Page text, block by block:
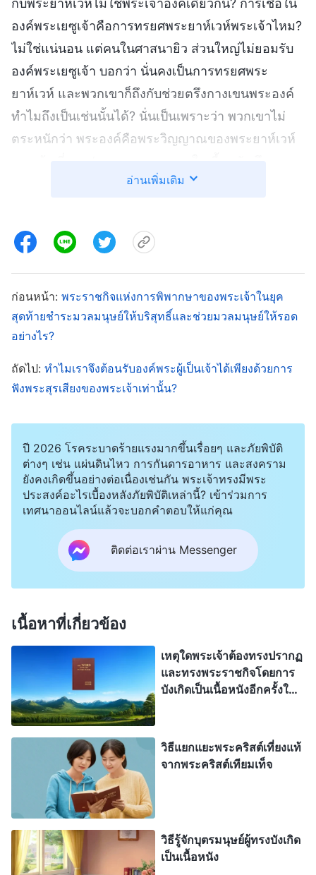
องค์พระเยซูเจ้าคือการทรยศพระยาห์เวห์พระเจ้าไหม?
ไม่ใช่แน่นอน แต่คนในศาสนายิว ส่วนใหญ่ไม่ยอมรับ
องค์พระเยซูเจ้า บอกว่า นั่นคงเป็นการทรยศพระ
ยาห์เวห์ และพวกเขาก็ถึงกับช่วยตรึงกางเขนพระองค์
ทำไมถึงเป็นเช่นนั้นได้? นั่นเป็นเพราะว่า พวกเขาไม่
ตระหนักว่า พระองค์คือพระวิญญาณของพระยาห์เวห์
พระนามจะต่างกัน แต่ทั้งสองคือพระวิญญาณ และคือ
บันทึกไว้ ที่ฟีลิปกล่าวกับองค์พระเยซูเจ้าว่า “องค์พระผู้
เป็นเจ้า ขอสำแดงพระบิดาให้พวกข้าพระองค์เห็น ก็
พอใจข้าพระองค์แล้ว”(ยอห์น 14:8)พระเยซูตอบว่า “ฟี
ลิป เราอยู่กับท่านนานถึงขนาดนี้แล้วท่านยังไม่รู้จักเรา
อีกหรือ? คนที่ได้เห็นเราก็ได้เห็นพระบิดา ท่านจะพูดได้
อย่างไรอีกว่า ‘ขอสำแดงพระบิดาให้พวกข้าพระองค์
เห็น?’ ท่านไม่เชื่อหรือว่าเราอยู่ในพระบิดาและพระ
บิดาทรงอยู่ในเรา? คำซึ่งเรากล่าวกับพวกท่านนั้น เรา
ของพระองค์ชัดเจนมาก พระองค์และพระยาห์เวห์ คือ
พระเจ้าองค์เดียวกัน พระวิญญาณของพระองค์ คือของ
พระยาห์เวห์ พระองค์คือการทรงปรากฏของพระ
ยาห์เวห์พระเจ้า พระเจ้าเที่ยงแท้หนึ่งเดียว ดังนั้น การ
เชื่อในองค์พระเยซูเจ้า จึงเป็นการนบนอบ ไม่ใช่ทรยศ
ต่อพระยาห์เวห์ เรื่องนี้สอดคล้องกับน้ำพระทัย หากคุณ
ยึดติดกับพระนาม และถ้อยคำตามตัวอักษรในพระ
คัมภีร์ โดยไม่เข้าใจพระวิญญาณและงานของพระองค์
ทรยศพระเจ้า ซึ่งผลของมันคงคิดไม่ถึงเลยทีเดียว ชาว
ศาสนายิว บอกปัดองค์พระผู้เป็นเจ้าตอนที่ทรงปรากฏ
นั่นไม่ใช่การทรยศพระยาห์เวห์พระเจ้าหรือ? แก่นแท้
แห่งการกระทำของพวกเขาคือการทรยศ เหตุนี้ ชาว
อิสราเอลจึงถูกพระเจ้าสาปแช่ง อีกอย่าง เนิ่นนานก่อน
ที่องค์พระเยซูเจ้าจะทรงปรากฏ ก็มีคำเผยพระวจนะที่
นี่แน่ะ หญิงพรหมจารีคนหนึ่งจะตั้งครรภ์ และ
คลอดบุตรชายคนหนึ่ง และเขาจะเรียกนามของท่า
นว่าอิมมานูเอล
(มัทธิว 1:23)แต่เมื่อเสด็จมา กลับทรง
ถูกเรียกว่าเยซู ไม่ใช่อิมมานูเอล พวกฟาริสีแห่งศาสนา
อ่านเพิ่มเติม
ก่อนหน้า: พระราชกิจแห่งการพิพากษาของพระเจ้าในยุค
สุดท้ายชำระมวลมนุษย์ให้บริสุทธิ์และช่วยมวลมนุษย์ให้รอด
อย่างไร?
ถัดไป: ทำไมเราจึงต้อนรับองค์พระผู้เป็นเจ้าได้เพียงด้วยการ
ฟังพระสุรเสียงของพระเจ้าเท่านั้น?
ปี 2026 โรคระบาดร้ายแรงมากขึ้นเรื่อยๆ และภัยพิบัติ
ต่างๆ เช่น แผ่นดินไหว การกันดารอาหาร และสงคราม
ยังคงเกิดขึ้นอย่างต่อเนื่องเช่นกัน พระเจ้าทรงมีพระ
ประสงค์อะไรเบื้องหลังภัยพิบัติเหล่านี้? เข้าร่วมการ
เทศนาออนไลน์แล้วจะบอกคำตอบให้แก่คุณ
ติดต่อเราผ่าน Messenger
เนื้อหาที่เกี่ยวข้อง
เหตุใดพระเจ้าต้องทรงปรากฏ
และทรงพระราชกิจโดยการ
บังเกิดเป็นเนื้อหนังอีกครั้งใน
วิธีแยกแยะพระคริสต์เที่ยงแท้
จากพระคริสต์เทียมเท็จ
วิธีรู้จักบุตรมนุษย์ผู้ทรงบังเกิด
เป็นเนื้อหนัง